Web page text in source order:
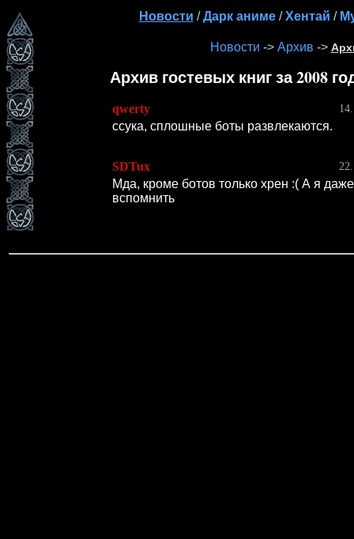
Новости /Дарк аниме/Хентай /
Новости -> Архив ->
Архив гостевых книг за 2008
qwerty
ссука, сплошные боты развлекаются.
SDTux
Мда, кроме ботов только хрен :( А я
вспомнить